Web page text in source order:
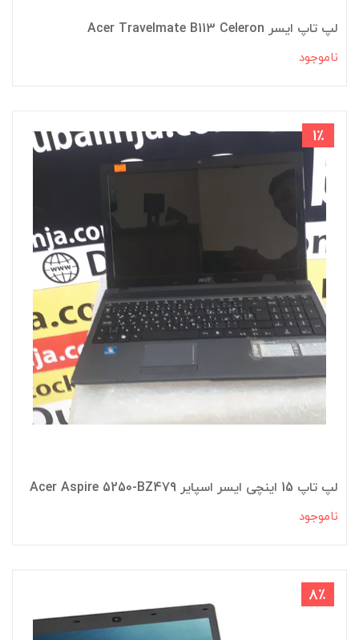
لپ تاپ ایسر Acer Travelmate B113 Celeron
ناموجود
1٪
لپ تاپ 15 اینچی ایسر اسپایر Acer Aspire 5250-BZ479
ناموجود
8٪